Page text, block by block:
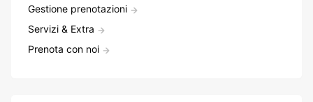
Gestione prenotazioni
Servizi & Extra
Prenota con noi